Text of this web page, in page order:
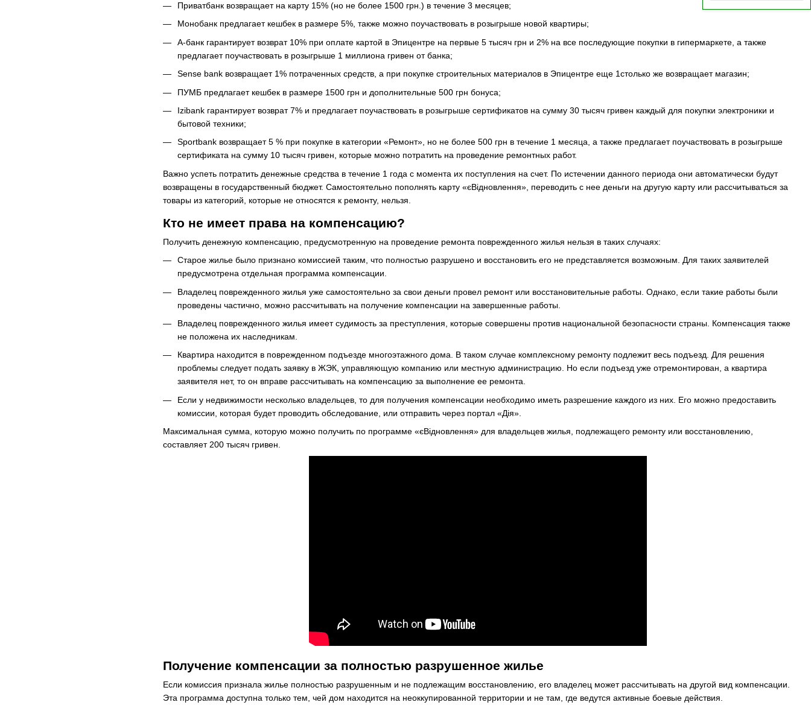
Приватбанк возвращает на карту 15% (но не более 1500 грн.) в течение 3 месяцев;
Монобанк предлагает кешбек в размере 5%, также можно поучаствовать в розыгрыше новой квартиры;
А-банк гарантирует возврат 10% при оплате картой в Эпицентре на первые 5 тысяч грн и 2% на все последующие покупки в гипермаркете, а также
предлагает поучаствовать в розыгрыше 1 миллиона гривен от банка;
Sense bank возвращает 1% потраченных средств, а при покупке строительных материалов в Эпицентре еще 1столько же возвращает магазин;
ПУМБ предлагает кешбек в размере 1500 грн и дополнительные 500 грн бонуса;
Izibank гарантирует возврат 7% и предлагает поучаствовать в розыгрыше сертификатов на сумму 30 тысяч гривен каждый для покупки электроники и
бытовой техники;
Sportbank возвращает 5 % при покупке в категории «Ремонт», но не более 500 грн в течение 1 месяца, а также предлагает поучаствовать в розыгрыше
сертификата на сумму 10 тысяч гривен, которые можно потратить на проведение ремонтных работ.
Важно успеть потратить денежные средства в течение 1 года с момента их поступления на счет. По истечении данного периода они автоматически будут
возвращены в государственный бюджет. Самостоятельно пополнять карту «єВідновлення», переводить с нее деньги на другую карту или рассчитываться за
товары из категорий, которые не относятся к ремонту, нельзя.
Кто не имеет права на компенсацию?
Получить денежную компенсацию, предусмотренную на проведение ремонта поврежденного жилья нельзя в таких случаях:
Старое жилье было признано комиссией таким, что полностью разрушено и восстановить его не представляется возможным. Для таких заявителей
предусмотрена отдельная программа компенсации.
Владелец поврежденного жилья уже самостоятельно за свои деньги провел ремонт или восстановительные работы. Однако, если такие работы были
проведены частично, можно рассчитывать на получение компенсации на завершенные работы.
Владелец поврежденного жилья имеет судимость за преступления, которые совершены против национальной безопасности страны. Компенсация также
не положена их наследникам.
Квартира находится в поврежденном подъезде многоэтажного дома. В таком случае комплексному ремонту подлежит весь подъезд. Для решения
проблемы следует подать заявку в ЖЭК, управляющую компанию или местную администрацию. Но если подъезд уже отремонтирован, а квартира
заявителя нет, то он вправе рассчитывать на компенсацию за выполнение ее ремонта.
Если у недвижимости несколько владельцев, то для получения компенсации необходимо иметь разрешение каждого из них. Его можно предоставить
комиссии, которая будет проводить обследование, или отправить через портал «Дія».
Максимальная сумма, которую можно получить по программе «єВідновлення» для владельцев жилья, подлежащего ремонту или восстановлению,
составляет 200 тысяч гривен.
Получение компенсации за полностью разрушенное жилье
Если комиссия признала жилье полностью разрушенным и не подлежащим восстановлению, его владелец может рассчитывать на другой вид компенсации.
Эта программа доступна только тем, чей дом находится на неоккупированной территории и не там, где ведутся активные боевые действия.